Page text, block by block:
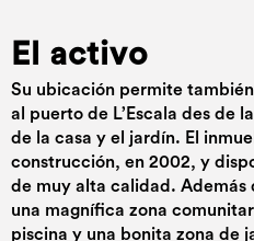
El activo
Su ubicación permite
al puerto de L’Escala des de
de la casa y el jardín. El
construcción, en 2002, y
de muy alta calidad. Además
una magnífica zona
piscina y una bonita zona de